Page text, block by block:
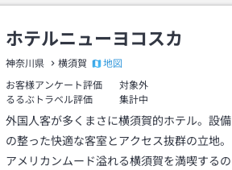
ホテルニューヨコスカ
神奈川県 横須賀
地図
お客様アンケート評価
対象外
るるぶトラベル評価
集計中
外国人客が多くまさに横須賀的ホテル。設備
の整った快適な客室とアクセス抜群の立地。
アメリカンムード溢れる横須賀を満喫するの